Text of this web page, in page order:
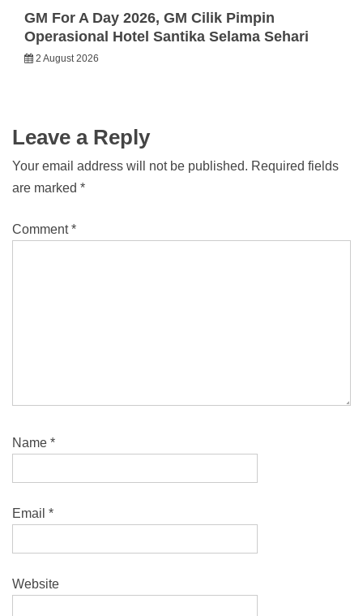
GM For A Day 2026, GM Cilik Pimpin
Operasional Hotel Santika Selama Sehari
2 August 2026
Leave a Reply
Your email address will not be published. Required fields
are marked *
Comment*
Name *
Email *
Website